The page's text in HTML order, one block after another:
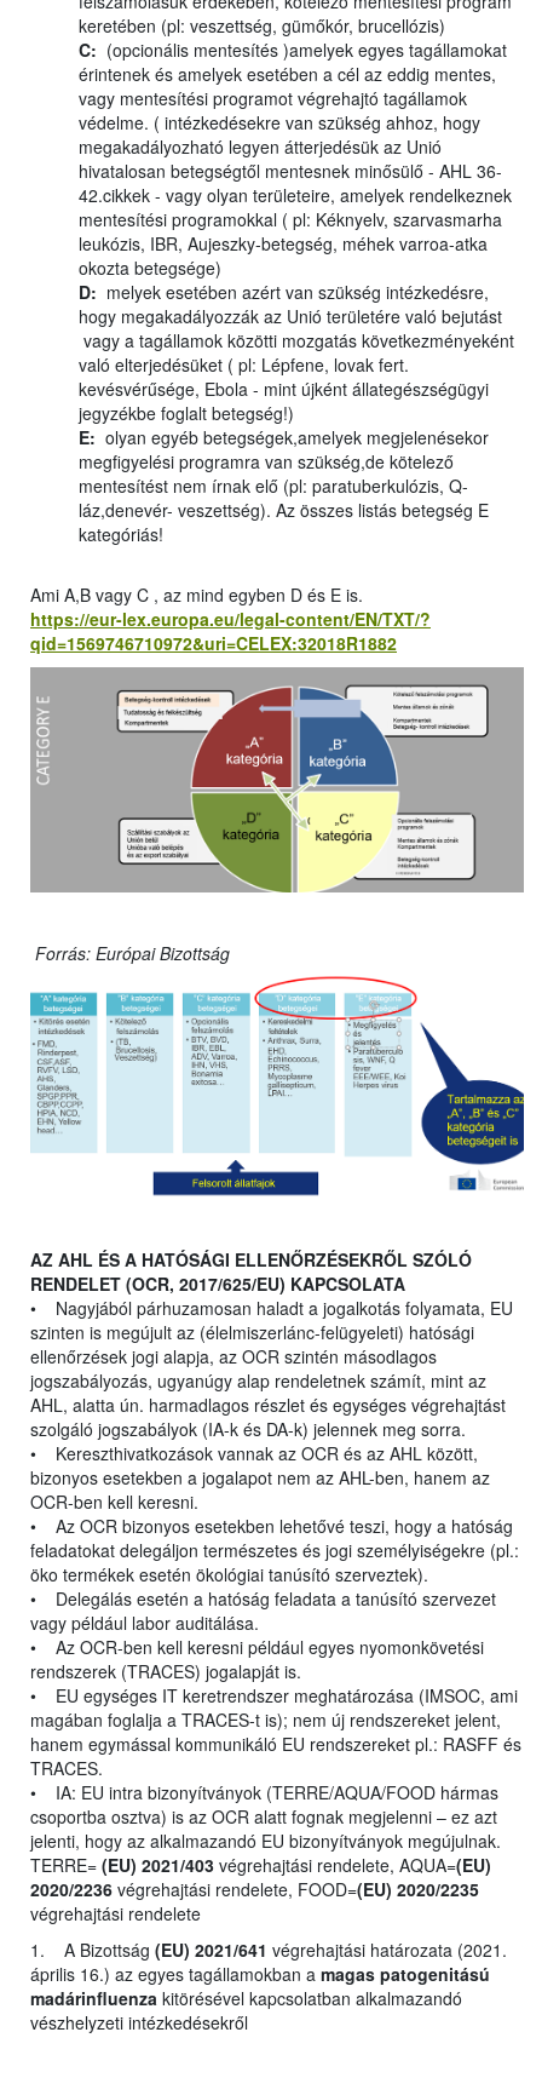
keretében (pl: veszettség, gümőkór, brucellózis)
C: (opcionális mentesítés )amelyek egyes tagállamokat
érintenek és amelyek esetében a cél az eddig mentes,
vagy mentesítési programot végrehajtó tagállamok
védelme. ( intézkedésekre van szükség ahhoz, hogy
megakadályozható legyen átterjedésük az Unió
hivatalosan betegségtől mentesnek minősülő - AHL 36-
42.cikkek - vagy olyan területeire, amelyek rendelkeznek
mentesítési programokkal ( pl: Kéknyelv, szarvasmarha
leukózis, IBR, Aujeszky-betegség, méhek varroa-atka
okozta betegsége)
D: melyek esetében azért van szükség intézkedésre,
hogy megakadályozzák az Unió területére való bejutást
vagy a tagállamok közötti mozgatás következményeként
való elterjedésüket ( pl: Lépfene, lovak fert.
kevésvérűsége, Ebola - mint újként állategészségügyi
jegyzékbe foglalt betegség!)
E: olyan egyéb betegségek,amelyek megjelenésekor
megfigyelési programra van szükség,de kötelező
mentesítést nem írnak elő (pl: paratuberkulózis, Q-
láz,denevér- veszettség). Az összes listás betegség E
kategóriás!
Ami A,B vagy C , az mind egyben D és E is.
https://eur-lex.europa.eu/legal-content/EN/TXT/?
qid=1569746710972&uri=CELEX:32018R1882
Forrás: Európai Bizottság
AZ AHL ÉS A HATÓSÁGI ELLENŐRZÉSEKRŐL SZÓLÓ
RENDELET (OCR, 2017/625/EU) KAPCSOLATA
• Nagyjából párhuzamosan haladt a jogalkotás folyamata, EU
szinten is megújult az (élelmiszerlánc-felügyeleti) hatósági
ellenőrzések jogi alapja, az OCR szintén másodlagos
jogszabályozás, ugyanúgy alap rendeletnek számít, mint az
AHL, alatta ún. harmadlagos részlet és egységes végrehajtást
szolgáló jogszabályok (IA-k és DA-k) jelennek meg sorra.
• Kereszthivatkozások vannak az OCR és az AHL között,
bizonyos esetekben a jogalapot nem az AHL-ben, hanem az
OCR-ben kell keresni.
• Az OCR bizonyos esetekben lehetővé teszi, hogy a hatóság
feladatokat delegáljon természetes és jogi személyiségekre (pl.:
öko termékek esetén ökológiai tanúsító szerveztek).
• Delegálás esetén a hatóság feladata a tanúsító szervezet
vagy például labor auditálása.
• Az OCR-ben kell keresni például egyes nyomonkövetési
rendszerek (TRACES) jogalapját is.
• EU egységes IT keretrendszer meghatározása (IMSOC, ami
magában foglalja a TRACES-t is); nem új rendszereket jelent,
hanem egymással kommunikáló EU rendszereket pl.: RASFF és
TRACES.
• IA: EU intra bizonyítványok (TERRE/AQUA/FOOD hármas
csoportba osztva) is az OCR alatt fognak megjelenni – ez azt
jelenti, hogy az alkalmazandó EU bizonyítványok megújulnak.
TERRE= (EU) 2021/403 végrehajtási rendelete, AQUA=(EU)
2020/2236 végrehajtási rendelete, FOOD=(EU) 2020/2235
végrehajtási rendelete
1. A Bizottság (EU) 2021/641 végrehajtási határozata (2021.
április 16.) az egyes tagállamokban a magas patogenitású
madárinfluenza kitörésével kapcsolatban alkalmazandó
vészhelyzeti intézkedésekről